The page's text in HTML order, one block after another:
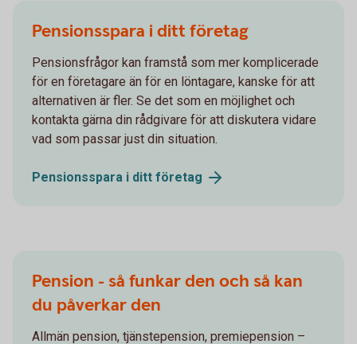
Pensionsspara i ditt företag
Pensionsfrågor kan framstå som mer komplicerade
för en företagare än för en löntagare, kanske för att
alternativen är fler. Se det som en möjlighet och
kontakta gärna din rådgivare för att diskutera vidare
vad som passar just din situation.
Pensionsspara i ditt företag
Pension - så funkar den och så kan
du påverkar den
Allmän pension, tjänstepension, premiepension –